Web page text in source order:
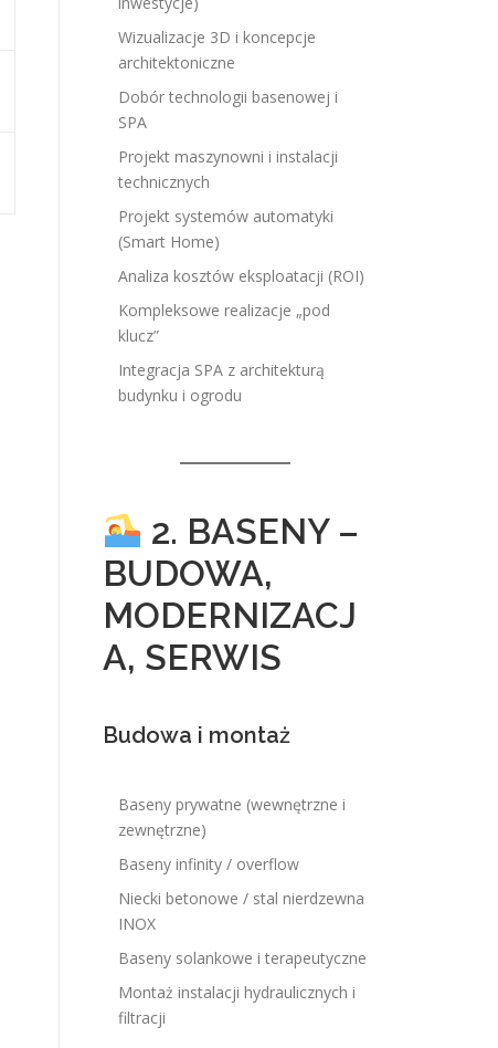
Wizualizacje 3D i koncepcje
architektoniczne
Dobór technologii basenowej i
SPA
Projekt maszynowni i instalacji
technicznych
Projekt systemów automatyki
(Smart Home)
Analiza kosztów eksploatacji (ROI)
Kompleksowe realizacje „pod
klucz”
Integracja SPA z architekturą
budynku i ogrodu
2. BASENY –
BUDOWA,
MODERNIZACJ
A, SERWIS
Budowa i montaż
Baseny prywatne (wewnętrzne i
zewnętrzne)
Baseny infinity / overflow
Niecki betonowe / stal nierdzewna
INOX
Baseny solankowe i terapeutyczne
Montaż instalacji hydraulicznych i
filtracji